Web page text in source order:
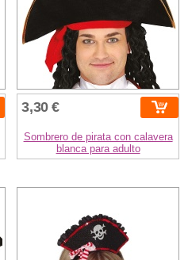
3,30 €
Sombrero de pirata con calavera
blanca para adulto